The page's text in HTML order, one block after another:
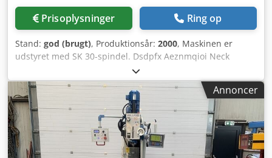
Fræsebord horisontalt Længde 800 mm Bredde 240 mm
Afstand lodret spindel – fræsebord maks. 420 mm T-not
Standarder og godkendelser Standard DIN EN 55011 EMC-
klasse C2 Arbejdsveje X-akse manuel 560 mm Y-akse
manuel 195 mm Z-akse manuel 350 mm X-akse automatisk
480 mm Lodret spindel Udhæng 258 mm Spindeloptagelse
MK 4 Hastighedsområde 60 – 2760 omdr./min Antal
hastighedsområder 2 Hastighedsregulering elektronisk
Udløserstang M16 Svingområde fræsehoved Z - X plan ± 45
° Pinoldiameter 75 mm Pinolvandring 120 mm Placering:
Fra lager 54634 Bitburg - straks tilgængelig -
Prisoplysninger Ring op
Stand: god (brugt), Produktionsår: 2000, Maskinen er
udstyret med SK 30-spindel. Dsdpfx Aeznmqioi Neck
20.000 omdrejninger pr. minut. De viste reservedele er
ikke inkluderet.
Annoncer